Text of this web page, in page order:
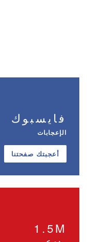
فايسبوك
الإعجابات
أعجبتك صفحتنا
1.5M